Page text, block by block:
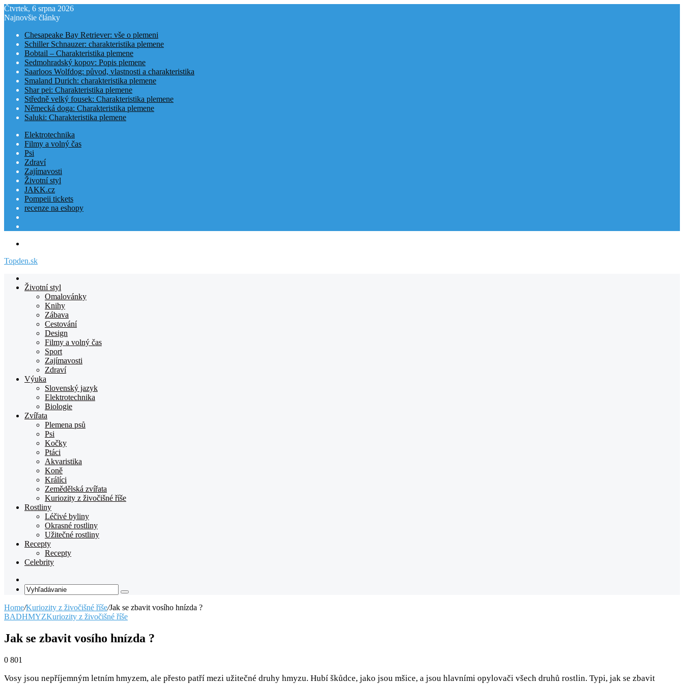
Čtvrtek, 6 srpna 2026
Najnovšie články
Chesapeake Bay Retriever: vše o plemeni
Schiller Schnauzer: charakteristika plemene
Bobtail – Charakteristika plemene
Sedmohradský kopov: Popis plemene
Saarloos Wolfdog: původ, vlastnosti a charakteristika
Smaland Durich: charakteristika plemene
Shar pei: Charakteristika plemene
Středně velký fousek: Charakteristika plemene
Německá doga: Charakteristika plemene
Saluki: Charakteristika plemene
Elektrotechnika
Filmy a volný čas
Psi
Zdraví
Zajímavosti
Životní styl
JAKK.cz
Pompeii tickets
recenze na eshopy
Topden.sk
Životní styl
Omalovánky
Knihy
Zábava
Cestování
Design
Filmy a volný čas
Sport
Zajímavosti
Zdraví
Výuka
Slovenský jazyk
Elektrotechnika
Biologie
Zvířata
Plemena psů
Psi
Kočky
Ptáci
Akvaristika
Koně
Králíci
Zemědělská zvířata
Kuriozity z živočišné říše
Rostliny
Léčivé byliny
Okrasné rostliny
Užitečné rostliny
Recepty
Recepty
Celebrity
Article
Vyhľadávanie
Home/Kuriozity z živočišné říše/Jak se zbavit vosího hnízda ?
BADHMYZKuriozity z živočišné říše
Jak se zbavit vosího hnízda ?
0 801
Vosy jsou nepříjemným letním hmyzem, ale přesto patří mezi užitečné druhy hmyzu. Hubí škůdce, jako jsou mšice, a jsou hlavními opylovači všech druhů rostlin. Typi, jak se zbavit